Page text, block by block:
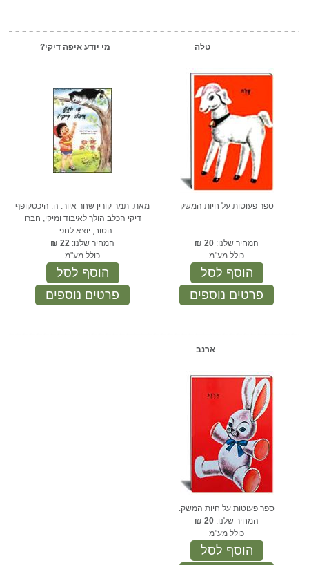
טלה
ספר פעוטות על חיות המשק
המחיר שלנו: 20
₪
כולל מע"מ
הוסף לסל
פרטים נוספים
מי יודע איפה דיקי?
מאת: תמר קורין שחר איור: ה. היכטקופף
דיקי הכלב הולך לאיבוד ומיקי, חברו
הטוב, יוצא לחפ...
המחיר שלנו: 22
₪
כולל מע"מ
הוסף לסל
פרטים נוספים
ארנב
ספר פעוטות על חיות המשק.
המחיר שלנו: 20
₪
כולל מע"מ
הוסף לסל